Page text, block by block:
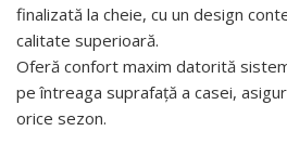
finalizată la cheie, cu un design
calitate superioară.
Oferă confort maxim datorită
pe întreaga suprafață a casei,
orice sezon.